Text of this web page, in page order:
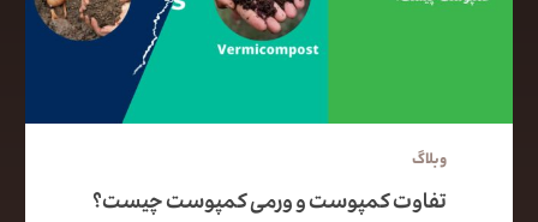
وبلاگ
تفاوت کمپوست و ورمی کمپوست چیست؟